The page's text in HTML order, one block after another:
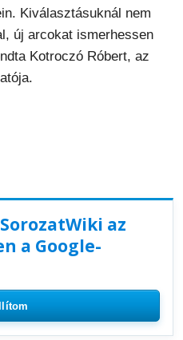
Kiválasztásuknál nem
új arcokat ismerhessen
Kotroczó Róbert, az
az
a Google-